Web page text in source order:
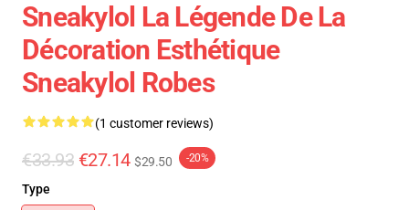
Sneakylol La Légende De La
Décoration Esthétique
Sneakylol Robes
(1 customer reviews)
€33.93 €27.14 $29.50 -20%
Type